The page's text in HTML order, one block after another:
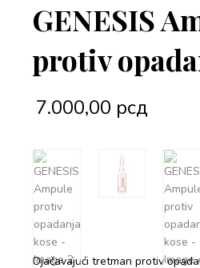
GENESIS
protiv
7.000,00 рсд
Ojačavajući tretman protiv